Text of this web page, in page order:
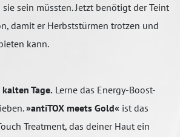
sein müssten. Jetzt benötigt der Teint
damit er Herbststürmen trotzen und
kann.
Tage. Lerne das Energy-Boost-
»antiTOX meets Gold« ist das
Treatment, das deiner Haut ein